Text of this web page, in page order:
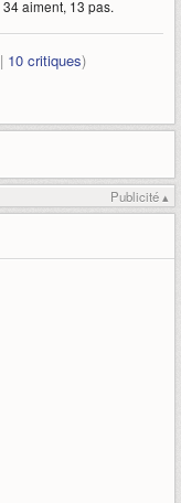
34 aiment, 13 pas.
10critiques)
Publicité ▴